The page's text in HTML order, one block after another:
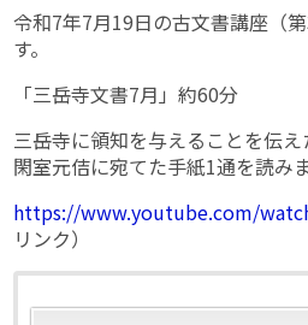
令和7年7月19日の古文書講座（
す。
「三岳寺文書7月」約60分
三岳寺に領知を与えることを伝
閑室元佶に宛てた手紙1通を読みま
https://www.youtube.com/
リンク）